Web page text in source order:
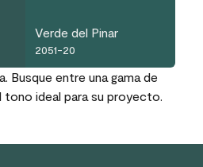
Verde del Pinar
2051-20
Busque entre una gama de
ideal para su proyecto.